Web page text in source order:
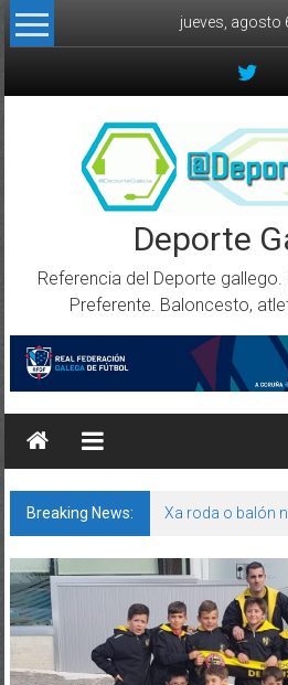
Skip to content
jueves, agosto
Deporte
Referencia del Deporte gallego.
Preferente. Baloncesto,
Breaking News: Xa roda o balón